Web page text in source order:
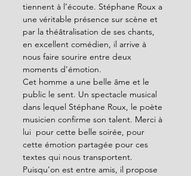
tiennent à l’écoute. Stéphane Roux a
une véritable présence sur scène et
par la théâtralisation de ses chants,
en excellent comédien, il arrive à
nous faire sourire entre deux
moments d’émotion.
Cet homme a une belle âme et le
public le sent. Un spectacle musical
dans lequel Stéphane Roux, le poète
musicien confirme son talent. Merci à
lui  pour cette belle soirée, pour
cette émotion partagée pour ces
textes qui nous transportent.
Puisqu’on est entre amis, il propose